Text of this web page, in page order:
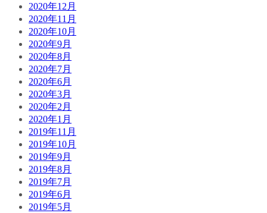
2020年12月
2020年11月
2020年10月
2020年9月
2020年8月
2020年7月
2020年6月
2020年3月
2020年2月
2020年1月
2019年11月
2019年10月
2019年9月
2019年8月
2019年7月
2019年6月
2019年5月